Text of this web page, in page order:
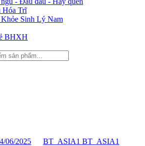
Hóa Trĩ
Khỏe Sinh Lý Nam
BHXH
06/2025
BT_ASIA1 BT_ASIA1